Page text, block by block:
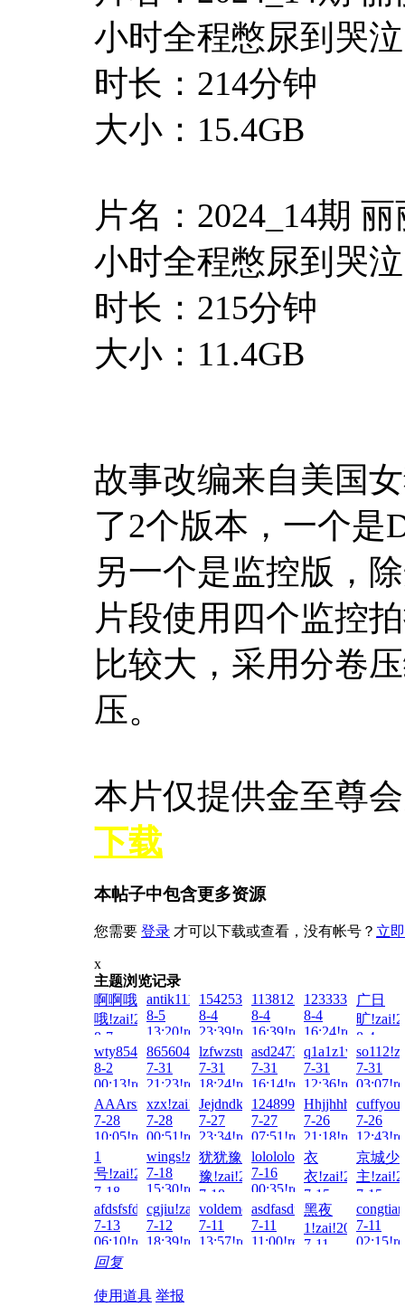
小时全程憋尿到哭泣
时长：214分钟
大小：15.4GB
片名：2024_14期
小时全程憋尿到哭
时长：215分钟
大小：11.4GB
故事改编来自美国
了2个版本，一个是
另一个是监控版，
片段使用四个监控
比较大，采用分卷
压。
本片仅提供金至尊
下载
本帖子中包含更多资源
您需要 登录 才可以下载或查看，没有帐号？ 立
x
主题浏览记录
啊啊哦
哦!zai!2026-
8-7
05:07!read!
antik1111!zai!2026-
8-5
13:20!read!
1542538255!zai!2026-
8-4
23:39!read!
1138123980!zai!2026-
8-4
16:39!read!
8-4
16:24!read!
广日
旷
8-4
wty854414!zai!2026-
8-2
00:13!read!
86560416!zai!2026-
7-31
21:23!read!
lzfwzstuvw!zai!2026-
7-31
18:24!read!
asd247387010!zai!2026-
7-31
16:14!read!
7-31
12:36!read!
7-31
AAArsmls!zai!2026-
7-28
10:05!read!
xzx!zai!2026-
7-28
00:51!read!
Jejdndksi!zai!2026-
7-27
23:34!read!
1248990721!zai!2026-
7-27
07:51!read!
7-26
21:18!read!
7-26
1
号!zai!2026-
7-18
23:21!read!
wings!zai!2026-
7-18
15:30!read!
犹犹豫
豫!zai!2026-
7-18
00:07!read!
lolololo!zai!2026-
7-16
00:35!read!
衣
衣!zai!2026-
7-15
18:38!read!
京城少
主
7-15
afdsfsfds!zai!2026-
7-13
06:10!read!
cgjiu!zai!2026-
7-12
18:39!read!
voldemort!zai!2026-
7-11
13:57!read!
asdfasdf!zai!2026-
7-11
11:00!read!
黑夜
1!zai!2026-
7-11
7-11
回复
使用道具 举报